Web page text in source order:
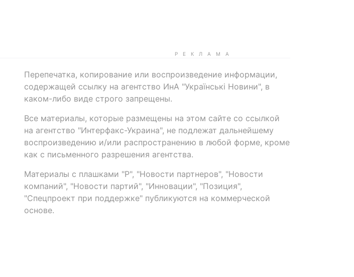
Перепечатка, копирование или воспроизведение информации,
содержащей ссылку на агентство ИнА "Українські Новини", в
каком-либо виде строго запрещены.
Все материалы, которые размещены на этом сайте со ссылкой
на агентство "Интерфакс-Украина", не подлежат дальнейшему
воспроизведению и/или распространению в любой форме, кроме
как с письменного разрешения агентства.
Материалы с плашками "Р", "Новости партнеров", "Новости
компаний", "Новости партий", "Инновации", "Позиция",
"Спецпроект при поддержке" публикуются на коммерческой
основе.